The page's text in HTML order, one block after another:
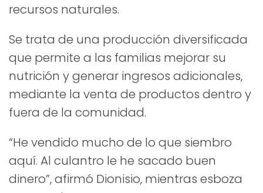
recursos naturales.
Se trata de una producción diversificada
que permite a las familias mejorar su
nutrición y generar ingresos adicionales,
mediante la venta de productos dentro y
fuera de la comunidad.
“He vendido mucho de lo que siembro
aquí. Al culantro le he sacado buen
dinero”, afirmó Dionisio, mientras esboza